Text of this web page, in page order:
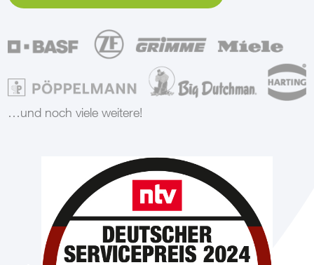
…und noch viele weitere!